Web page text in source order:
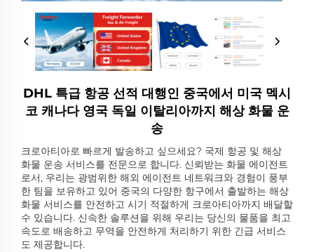
DHL 특급 항공 선적 대행인 중국에서 미국 멕시
코 캐나다 영국 독일 이탈리아까지 해상 화물 운
송
크로아티아로 빠르게 발송하고 싶으세요? 국제 항공 및 해상
화물 운송 서비스를 전문으로 합니다. 신뢰받는 화물 에이전트
로서, 우리는 광범위한 해외 에이전트 네트워크와 경험이 풍부
한 팀을 보유하고 있어 중국의 다양한 항구에서 출발하는 해상
화물 서비스를 안전하고 시기 적절하게 크로아티아까지 배달할
수 있습니다. 신속한 솔루션을 위해 우리는 당신의 물품을 최고
속도로 배송하고 무역을 안전하게 처리하기 위한 긴급 서비스
도 제공합니다.